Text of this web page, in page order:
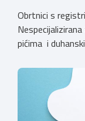
Obrtnici s
pićima i
koja sadrže
svoje poslovne
vjerodostojnu
sustava e-